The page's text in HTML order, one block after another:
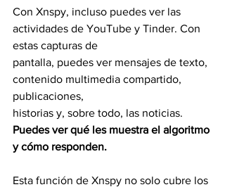
Con Xnspy, incluso puedes ver las
actividades de YouTube y Tinder. Con
estas capturas de
pantalla, puedes ver mensajes de texto,
contenido multimedia compartido,
publicaciones,
historias y, sobre todo, las noticias.
Puedes ver qué les muestra el algoritmo
y cómo responden.
Esta función de Xnspy no solo cubre los